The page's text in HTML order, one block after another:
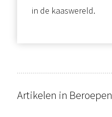
in de kaaswereld.
Artikelen in Beroepen